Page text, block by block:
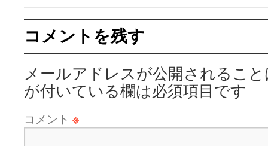
コメントを残す
メールアドレスが公開されるこ
が付いている欄は必須項目です
コメント ※